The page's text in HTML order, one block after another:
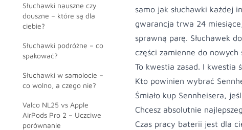
Słuchawki nauszne czy
douszne – które są dla
ciebie?
Słuchawki podróżne – co
spakować?
Słuchawki w samolocie –
co wolno, a czego nie?
Valco NL25 vs Apple
AirPods Pro 2 – Uczciwe
porównanie
samo jak słuchawki każdej
gwarancja trwa 24
sprawną parę. Słuchawek
części zamienne do nowych
To kwestia zasad. I kwestia
Kto powinien wybrać
Śmiało kup Sennheisera,
Chcesz absolutnie
Czas pracy baterii jest dla